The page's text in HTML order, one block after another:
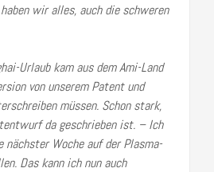
wir alles, auch die schweren
Urlaub kam aus dem Ami-Land
von unserem Patent und
müssen. Schon stark,
da geschrieben ist. – Ich
Woche auf der Plasma-
Das kann ich nun auch